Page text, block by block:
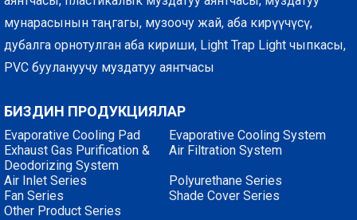
мунарасынын таңгагы, музоочу жай, аба кирүүчүсү,
дубалга орнотулган аба кириши, Light Trap Light чыпкасы,
PVC буулануучу муздатуу аянтчасы
БИЗДИН ПРОДУКЦИЯЛАР
Evaporative Cooling Pad
Evaporative Cooling System
Exhaust Gas Purification &
Deodorizing System
Air Filtration System
Air Inlet Series
Polyurethane Series
Fan Series
Shade Cover Series
Other Product Series